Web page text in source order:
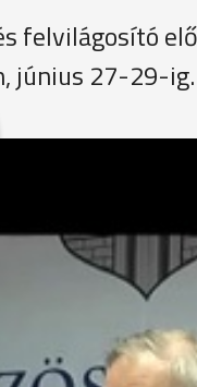
felvilágosító
június 27-29-ig.
-
Megyei Rendőr-